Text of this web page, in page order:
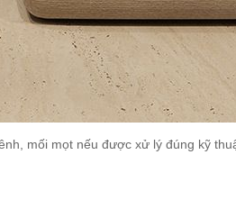
mối mọt nếu được xử lý đúng kỹ